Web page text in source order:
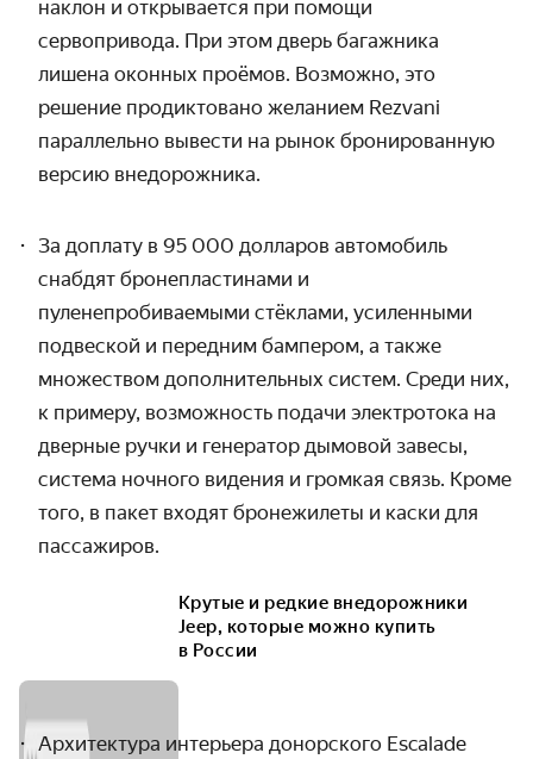
наклон и открывается при помощи
сервопривода. При этом дверь багажника
лишена оконных проёмов. Возможно, это
решение продиктовано желанием Rezvani
параллельно вывести на рынок бронированную
версию внедорожника.
За доплату в 95 000 долларов автомобиль
снабдят бронепластинами и
пуленепробиваемыми стёклами, усиленными
подвеской и передним бампером, а также
множеством дополнительных систем. Среди них,
к примеру, возможность подачи электротока на
дверные ручки и генератор дымовой завесы,
система ночного видения и громкая связь. Кроме
того, в пакет входят бронежилеты и каски для
пассажиров.
Крутые и редкие внедорожники
Jeep, которые можно купить
в России
Архитектура интерьера донорского Escalade